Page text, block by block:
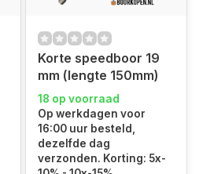
Korte speedboor 19
mm (lengte 150mm)
18 op voorraad
Op werkdagen voor
16:00 uur besteld,
dezelfde dag
verzonden. Korting: 5x-